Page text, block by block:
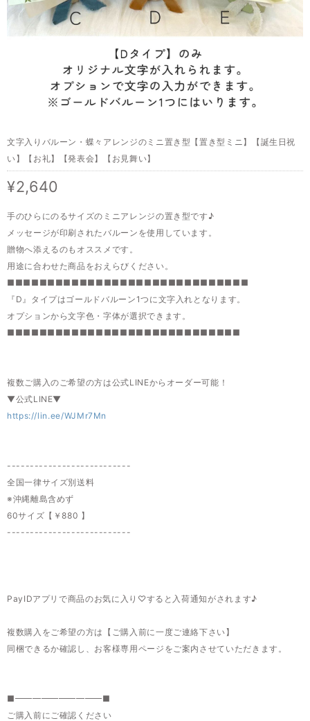
文字入りバルーン・蝶々アレンジのミニ置き型【置き型ミニ】【誕生日祝
い】【お礼】【発表会】【お見舞い】
¥2,640
手のひらにのるサイズのミニアレンジの置き型です♪
メッセージが印刷されたバルーンを使用しています。
贈物へ添えるのもオススメです。
用途に合わせた商品をおえらびください。
■■■■■■■■■■■■■■■■■■■■■■■■■■■■■■
『D』タイプはゴールドバルーン1つに文字入れとなります。
オプションから文字色・字体が選択できます。
■■■■■■■■■■■■■■■■■■■■■■■■■■■■■
複数ご購入のご希望の方は公式LINEからオーダー可能！
▼公式LINE▼
https://lin.ee/WJMr7Mn
---------------------------
全国一律サイズ別送料
※沖縄離島含めず
60サイズ【￥880 】
---------------------------
PayIDアプリで商品のお気に入り♡すると入荷通知がされます♪
複数購入をご希望の方は【ご購入前に一度ご連絡下さい】
同梱できるか確認し、お客様専用ページをご案内させていただきます。
■━━━━━━━━━━■
ご購入前にご確認ください